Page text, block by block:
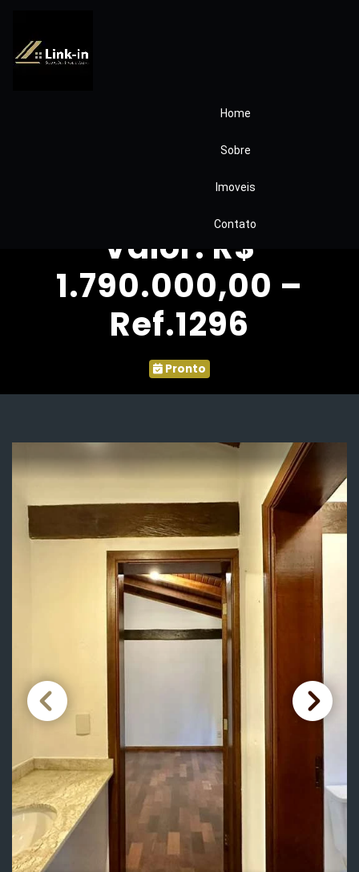
Home
Sobre
Imoveis
Contato
Casa à venda no
Condomínio Aldeia
da Fazendinha
Valor: R$
1.790.000,00 –
Ref.1296
Pronto